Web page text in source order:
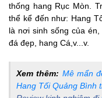
thống hang Rục Mòn.
thể kể đến như: Hang
là nơi sinh sống của
đá đẹp, hang Cá,v...v.
Xem thêm: Mê mẩn
Hang Tối Quảng Bình